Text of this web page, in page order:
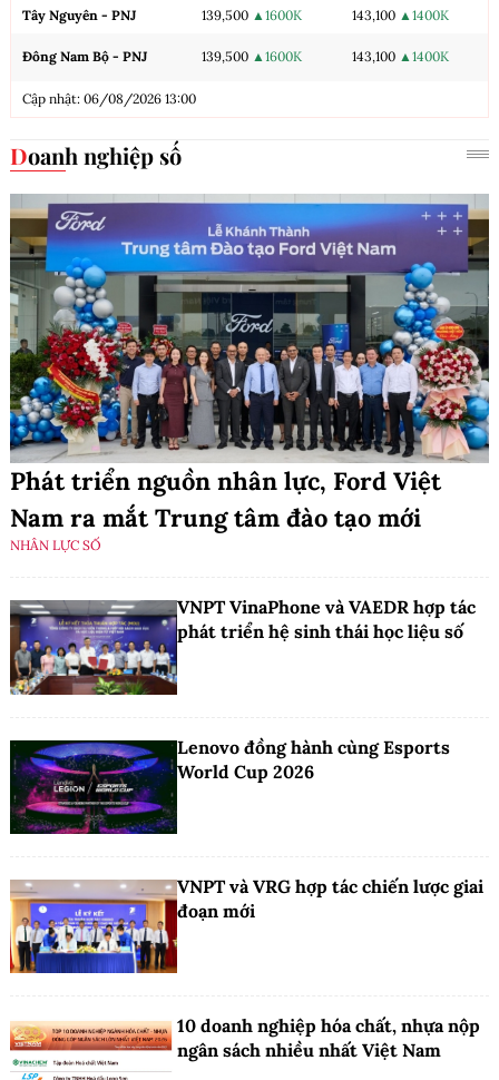
Tây Nguyên - PNJ 139,500 ▲1600K 143,100 ▲1400K
Đông Nam Bộ - PNJ 139,500 ▲1600K 143,100 ▲1400K
Cập nhật: 06/08/2026 13:00
Doanh nghiệp số
Phát triển nguồn nhân lực, Ford Việt
Nam ra mắt Trung tâm đào tạo mới
NHÂN LỰC SỐ
VNPT VinaPhone và VAEDR hợp tác
phát triển hệ sinh thái học liệu số
Lenovo đồng hành cùng Esports
World Cup 2026
VNPT và VRG hợp tác chiến lược giai
đoạn mới
10 doanh nghiệp hóa chất, nhựa nộp
ngân sách nhiều nhất Việt Nam